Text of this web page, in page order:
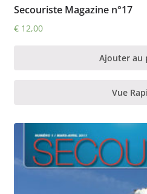
Secouriste Magazine n°17
€12,00
Ajouter au
Vue